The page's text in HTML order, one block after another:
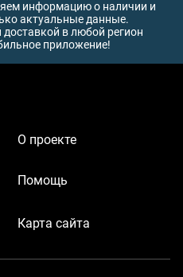
информацию о наличии и
актуальные данные.
в любой регион
приложение!
О проекте
Помощь
Карта сайта